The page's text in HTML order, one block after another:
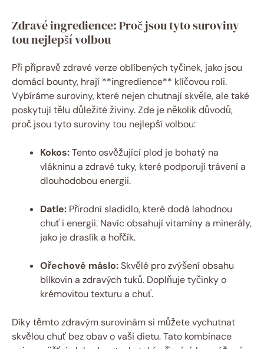
Zdravé ingredience: Proč jsou tyto suroviny
tou nejlepší volbou
Při přípravě zdravé verze oblíbených tyčinek, jako jsou
domácí bounty, hrají **ingredience** klíčovou roli.
Vybíráme suroviny, které nejen chutnají skvěle, ale také
poskytují tělu důležité živiny. Zde je několik důvodů,
proč jsou tyto suroviny tou nejlepší volbou:
Kokos:Tento osvěžující plod je bohatý na
vlákninu a zdravé tuky, které podporují trávení a
dlouhodobou energii.
Datle: Přírodní sladidlo, které dodá lahodnou
chuť i energii. Navíc obsahují vitamíny a minerály,
jako je draslík a hořčík.
Ořechové máslo:Skvělé pro zvýšení obsahu
bílkovin a zdravých tuků. Doplňuje tyčinky o
krémovitou texturu a chuť.
Díky těmto zdravým surovinám si můžete vychutnat
skvělou chuť bez obav o vaši dietu. Tato kombinace